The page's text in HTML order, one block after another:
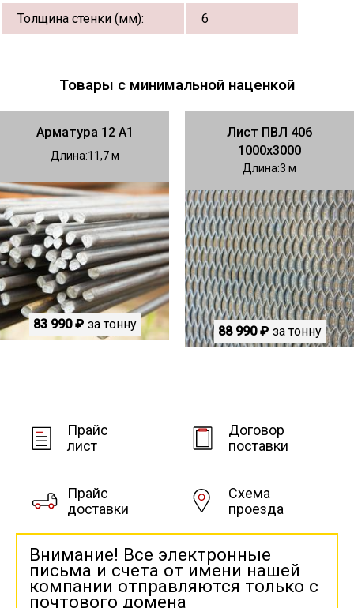
Толщина стенки (мм): 6
Товары с минимальной наценкой
Арматура 12 А1
Длина 11,7
83 990 ₽ за тонну
Лист ПВЛ 406
1000х3000
Длина 3
88 990 ₽ за тонну
Прайс
лист
Договор
поставки
Прайс
доставки
Схема
проезда
Внимание! Все электронные
письма и счета от имени нашей
компании отправляются только с
почтового домена